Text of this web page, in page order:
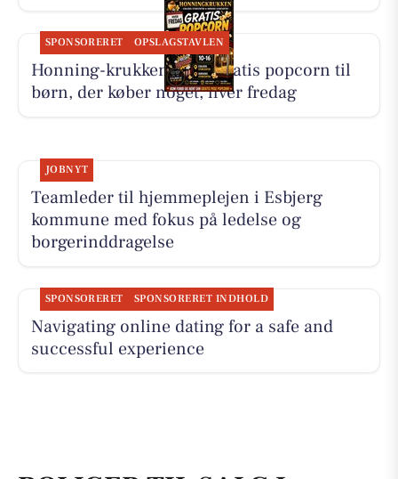
SPONSORERET OPSLAGSTAVLEN
Honning-krukken giver gratis popcorn til
børn, der køber noget, hver fredag
JOBNYT
Teamleder til hjemmeplejen i Esbjerg
kommune med fokus på ledelse og
borgerinddragelse
SPONSORERET SPONSORERET INDHOLD
Navigating online dating for a safe and
successful experience